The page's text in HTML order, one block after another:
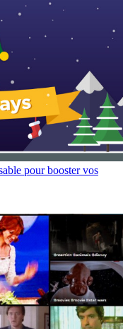
pour booster vos